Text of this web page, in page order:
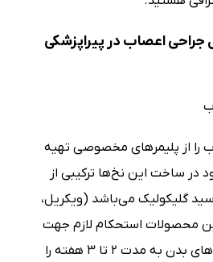
اعصاب در پیراپزشکی
از پلیمرهای مخصوصی تهیه
در ساخت این نخ‌ها ترکیبی از
گلیکولیک می‌باشد (ویکریل،
محصولات استحکام لازم جهت
باقی‌ماندن در داخل بافت‌های بدن به مدت 2 تا 3 هفته را